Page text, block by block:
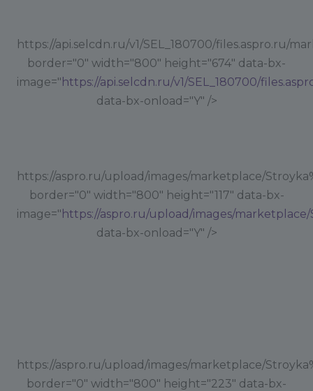
https://api.selcdn.ru/v1/SEL_180700/files.aspro.ru/
border="0" width="800" height="674" data-bx-
image=" https://api.selcdn.ru/v1/SEL_180700/
data-bx-onload="Y" />
https://aspro.ru/upload/images/marketplace/
border="0" width="800" height="117" data-bx-
image=" https://aspro.ru/upload/images/
data-bx-onload="Y" />
https://aspro.ru/upload/images/marketplace/
border="0" width="800" height="223" data-bx-